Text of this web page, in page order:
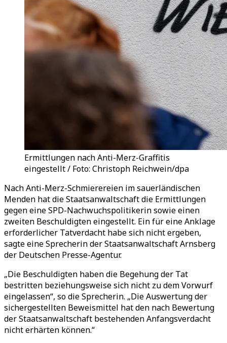
Ermittlungen nach Anti-Merz-Graffitis
eingestellt / Foto: Christoph Reichwein/dpa
Nach Anti-Merz-Schmierereien im sauerländischen
Menden hat die Staatsanwaltschaft die Ermittlungen
gegen eine SPD-Nachwuchspolitikerin sowie einen
zweiten Beschuldigten eingestellt. Ein für eine Anklage
erforderlicher Tatverdacht habe sich nicht ergeben,
sagte eine Sprecherin der Staatsanwaltschaft Arnsberg
der Deutschen Presse-Agentur.
„Die Beschuldigten haben die Begehung der Tat
bestritten beziehungsweise sich nicht zu dem Vorwurf
eingelassen“, so die Sprecherin. „Die Auswertung der
sichergestellten Beweismittel hat den nach Bewertung
der Staatsanwaltschaft bestehenden Anfangsverdacht
nicht erhärten können.“